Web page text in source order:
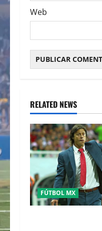
Web
RELATED NEWS
FÚTBOL MX